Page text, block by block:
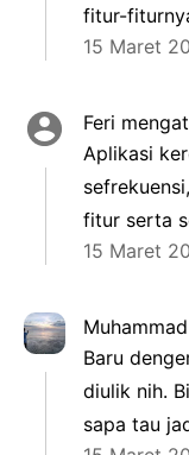
fitur-
15 Maret
Feri
Aplikasi
fitur serta
15 Maret
Baru
diulik nih.
sapa tau